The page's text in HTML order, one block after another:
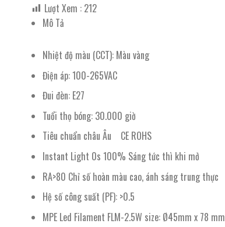
Lượt Xem : 212
Mô Tả
Nhiệt độ màu (CCT): Màu vàng
Điện áp: 100-265VAC
Đui đèn: E27
Tuổi thọ bóng: 30.000 giờ
Tiêu chuẩn châu Âu CE ROHS
Instant Light 0s 100% Sáng tức thì khi mở
RA>80 Chỉ số hoàn màu cao, ánh sáng trung thực
Hệ số công suất (PF): >0.5
MPE Led Filament FLM-2.5W size: Ø45mm x 78 mm